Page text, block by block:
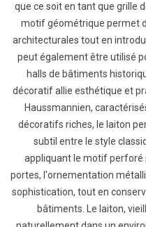
que ce soit en tant que grille
motif géométrique permet
architecturales tout en
peut également être utilisé
halls de bâtiments
décoratif allie esthétique et
Haussmannien,
décoratifs riches, le laiton
subtil entre le style
appliquant le motif perforé
portes, l'ornementation
sophistication, tout en
bâtiments. Le laiton,